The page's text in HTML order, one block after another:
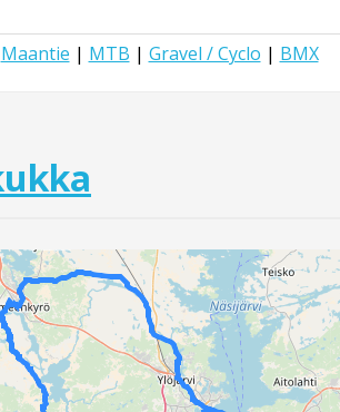
Maantie | MTB | Gravel / Cyclo | BMX